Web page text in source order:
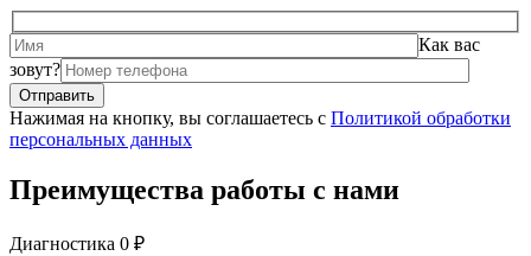
Как вас
зовут?
Нажимая на кнопку, вы соглашаетесь с Политикой обработки
персональных данных
Преимущества работы с нами
Диагностика 0 ₽